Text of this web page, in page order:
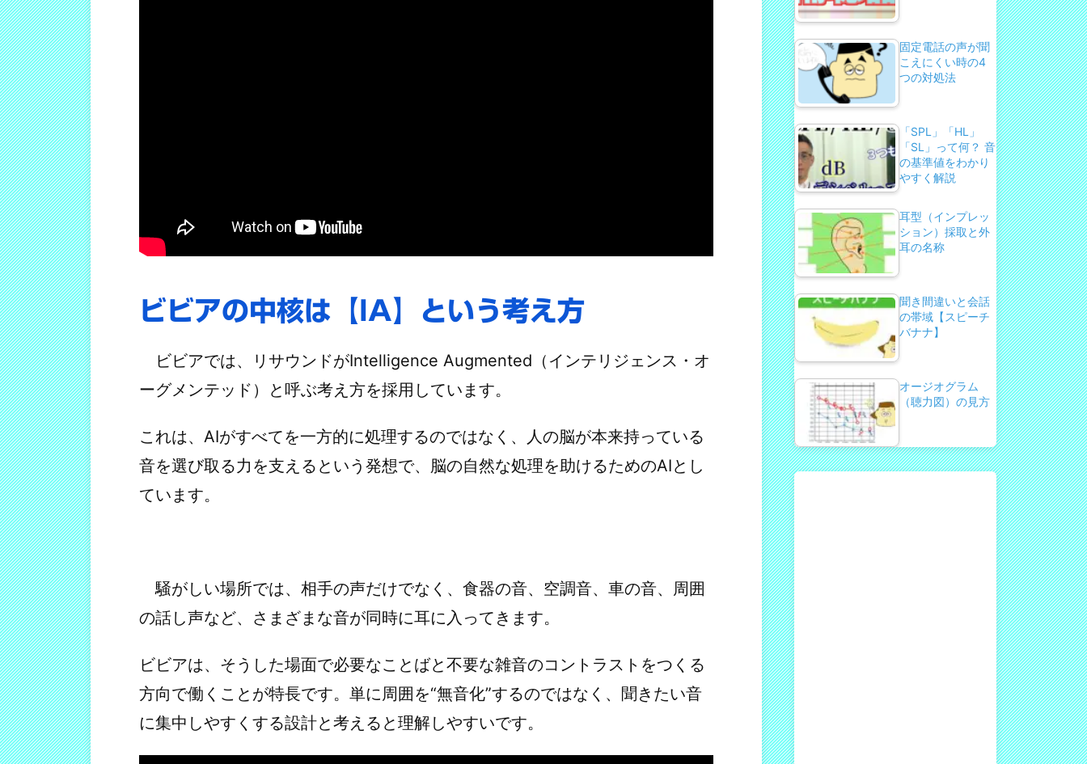
ビビアの中核は【IA】という考え方
ビビアでは、リサウンドがIntelligence Augmented（インテリジェンス・オ
ーグメンテッド）と呼ぶ考え方を採用しています。
これは、AIがすべてを一方的に処理するのではなく、人の脳が本来持っている
音を選び取る力を支えるという発想で、脳の自然な処理を助けるためのAIとし
ています。
騒がしい場所では、相手の声だけでなく、食器の音、空調音、車の音、周囲
の話し声など、さまざまな音が同時に耳に入ってきます。
ビビアは、そうした場面で必要なことばと不要な雑音のコントラストをつくる
方向で働くことが特長です。単に周囲を“無音化”するのではなく、聞きたい音
に集中しやすくする設計と考えると理解しやすいです。
固定電話の声が聞
こえにくい時の4
つの対処法
「SPL」「HL」
「SL」って何？ 音
の基準値をわかり
やすく解説
耳型（インプレッ
ション）採取と外
耳の名称
聞き間違いと会話
の帯域【スピーチ
バナナ】
オージオグラム
（聴力図）の見方